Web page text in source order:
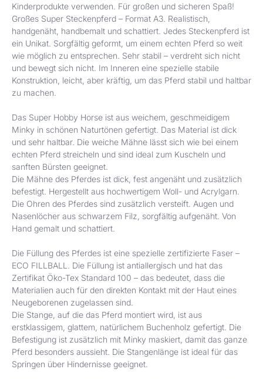
Kinderprodukte verwenden. Für großen und sicheren Spaß!
Großes Super Steckenpferd – Format A3. Realistisch,
handgenäht, handbemalt und schattiert. Jedes Steckenpferd ist
ein Unikat. Sorgfältig geformt, um einem echten Pferd so weit
wie möglich zu entsprechen. Sehr stabil – verdreht sich nicht
und bewegt sich nicht. Im Inneren eine spezielle stabile
Konstruktion, leicht, aber kräftig, um das Pferd stabil und haltbar
zu machen.
Das Super Hobby Horse ist aus weichem, geschmeidigem
Minky in schönen Naturtönen gefertigt. Das Material ist dick
und sehr haltbar. Die weiche Mähne lässt sich wie bei einem
echten Pferd streicheln und sind ideal zum Kuscheln und
sanften Bürsten geeignet.
Die Mähne des Pferdes ist dick, fest angenäht und zusätzlich
befestigt. Hergestellt aus hochwertigem Woll- und Acrylgarn.
Die Ohren des Pferdes sind zusätzlich versteift. Augen und
Nasenlöcher aus schwarzem Filz, sorgfältig aufgenäht. Von
Hand gemalt und schattiert.
Die Füllung des Pferdes ist eine spezielle zertifizierte Faser –
ECO FILLBALL. Die Füllung ist antiallergisch und hat das
Zertifikat Öko-Tex Standard 100 – das bedeutet, dass die
Materialien auch für den direkten Kontakt mit der Haut eines
Neugeborenen zugelassen sind.
Die Stange, auf die das Pferd montiert wird, ist aus
erstklassigem, glattem, natürlichem Buchenholz gefertigt. Die
Befestigung ist zusätzlich mit Minky maskiert, damit das ganze
Pferd besonders aussieht. Die Stangenlänge ist ideal für das
Springen über Hindernisse geeignet.